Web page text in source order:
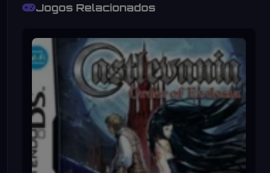
Jogos Relacionados